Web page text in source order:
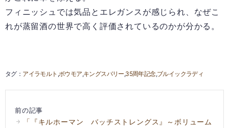
フィニッシュでは気品とエレガンスが感じられ、なぜこ
れが蒸留酒の世界で高く評価されているのかが分かる。
アイラモルト ボウモア キングスバリー 35周年記念ブルイックラディ
前の記事
「『キルホーマン バッチストレングス』～ボリューム